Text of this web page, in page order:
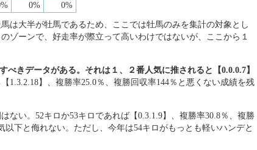
0% 0%
は大半が牡馬であるため、ここでは牡馬のみを集計の対象とし
ゾーンで、好走率が際立って高いわけではないが、ここから１
べきデータがある。それは１、２番人気に推されると【0.0.0.7】
1.3.2.18】、複勝率25.0％、複勝回収率144％と悪くない成績を残
ない。52キロか53キロであれば【0.3.1.9】、複勝率30.8％、複勝
以下と侮れない。ただし、今年は54キロがもっとも軽いハンデと